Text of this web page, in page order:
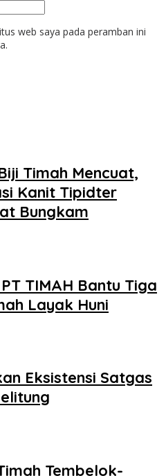
web saya pada peramban ini
Timah Mencuat,
Kanit Tipidter
Bungkam
TIMAH Bantu Tiga
Layak Huni
Eksistensi Satgas
Tembelok-